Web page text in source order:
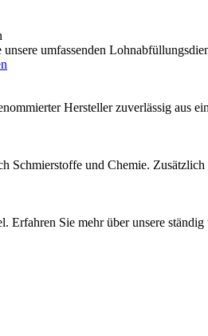
umfassenden
Hersteller zuverlässig aus
Schmierstoffe und Chemie.
Erfahren Sie mehr über unsere